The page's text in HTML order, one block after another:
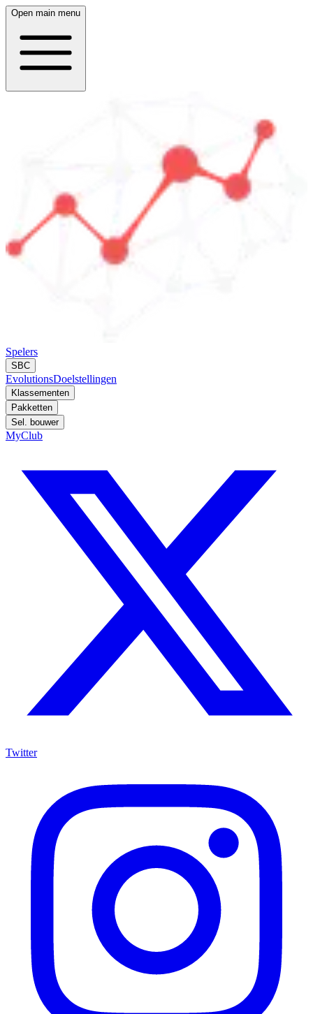
Open main menu
Spelers
SBC
EvolutionsDoelstellingen
Klassementen
Pakketten
Sel. bouwer
MyClub
Twitter